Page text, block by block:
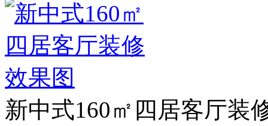
新中式160㎡四居客厅装